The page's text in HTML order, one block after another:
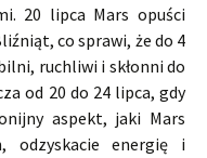
20 lipca Mars opuści
co sprawi, że do 4
ruchliwi i skłonni do
od 20 do 24 lipca, gdy
aspekt, jaki Mars
odzyskacie energię i